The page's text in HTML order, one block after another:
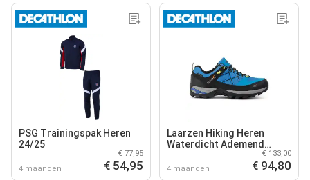
PSG Trainingspak Heren
24/25
4 maanden
€ 77,95
€ 54,95
Laarzen Hiking Heren
Waterdicht Ademend
Lichtgewicht Samaris 3
4 maanden
€ 133,00
€ 94,80